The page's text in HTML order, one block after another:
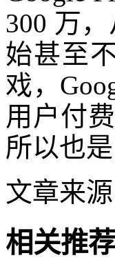
300 万
始甚至
戏，
用户付
所以也
文章来
相关推荐